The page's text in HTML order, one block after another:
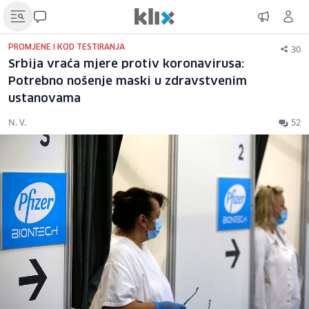
PROMJENE I KOD TESTIRANJA 30
Srbija vraća mjere protiv koronavirusa:
Potrebno nošenje maski u zdravstvenim
ustanovama
N. V. 52